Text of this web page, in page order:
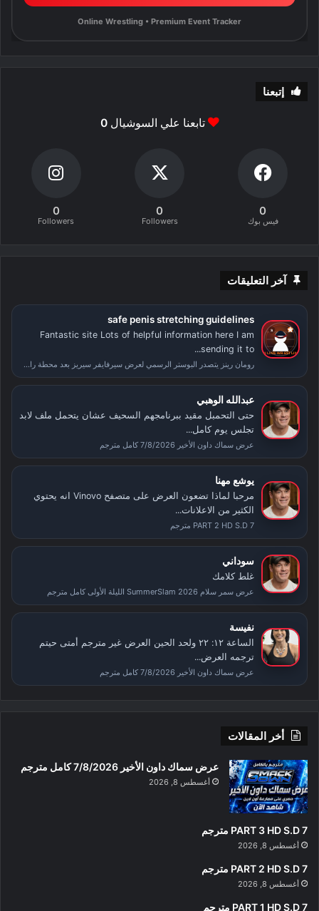
Online Wrestling • Premium Event Tracker
إتبعنا
تابعنا علي السوشيال0
0
فيس بوك
0
Followers
0
Followers
آخر التعليقات
safe penis stretching guidelines
Fantastic site Lots of helpful information here I am
sending it to...
رومان رينز يتصدر البوستر الرسمي لعرض سيرفايفر سيريز بعد محطة راسلمينيا
عبدالله الوهبي
حتى التحمبل مقيد ببرنامجهم السحيف عشان يتحمل ملف لابد
تجلس يوم كامل...
عرض سماك داون الأخير 7/8/2026 كامل مترجم
يوشع مهنا
مرحبا لماذا تضعون العرض على متصفح Vinovo انه يحتوي
الكثير من الاعلانات...
PART 2 HD S.D 7 مترجم
سوداني
غلط كلامك
عرض سمر سلام SummerSlam 2026 الليلة الأولى كامل مترجم
نفيسة
الساعة ١٢: ٢٢ ولحد الحين العرض غير مترجم أمتى حيتم
ترجمه العرض...
عرض سماك داون الأخير 7/8/2026 كامل مترجم
أخر المقالات
عرض سماك داون الأخير 7/8/2026 كامل مترجم
أغسطس 8, 2026
PART 3 HD S.D 7 مترجم
أغسطس 8, 2026
PART 2 HD S.D 7 مترجم
أغسطس 8, 2026
PART 1 HD S.D 7 مترجم